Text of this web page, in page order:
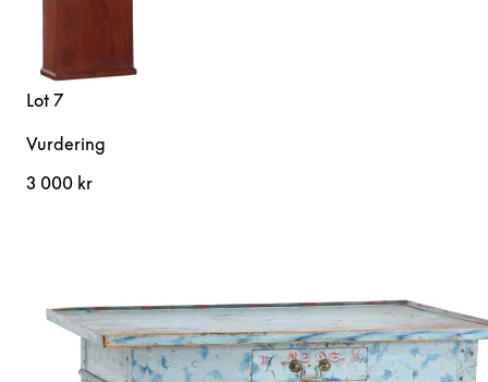
Lot 7
Vurdering
3 000 kr